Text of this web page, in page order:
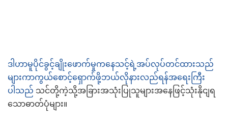
ဒါဟာမူပိုင်ခွင့်ချိုးဖောက်မှုကနေသင့်ရဲ့အပ်လုပ်တင်ထားသည်
များကာကွယ်စောင့်ရှောက်ဖို့ဘယ်လိုနားလည်ရန်အရေးကြီး
ပါသည် သင်တို့ကဲ့သို့အခြားအသုံးပြုသူများအနေဖြင့်သုံးနိုငျရ
သောဓာတ်ပုံများ။